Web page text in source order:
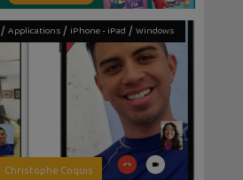
/ Applications/ iPhone - iPad / Windows
Christophe Coquis